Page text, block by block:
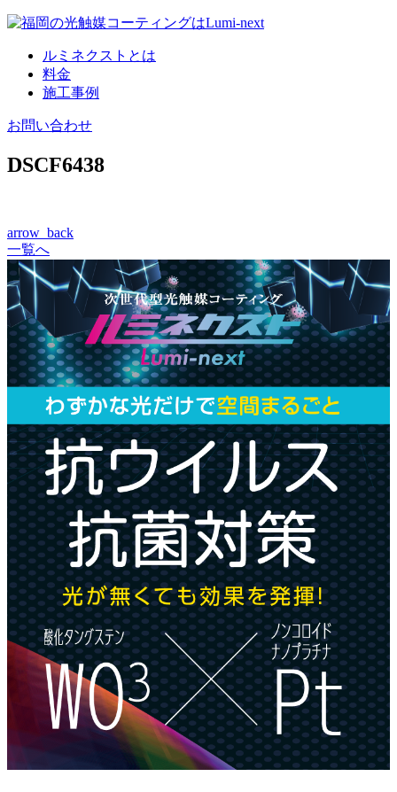
コ
ルミネクストとは
料金
施工事例
お問い合わせ
DSCF6438
arrow_back
一覧へ